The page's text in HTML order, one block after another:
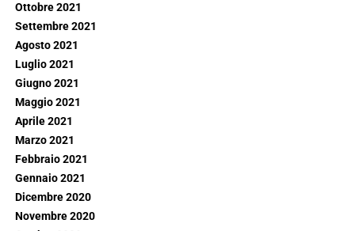
Ottobre 2021
Settembre 2021
Agosto 2021
Luglio 2021
Giugno 2021
Maggio 2021
Aprile 2021
Marzo 2021
Febbraio 2021
Gennaio 2021
Dicembre 2020
Novembre 2020